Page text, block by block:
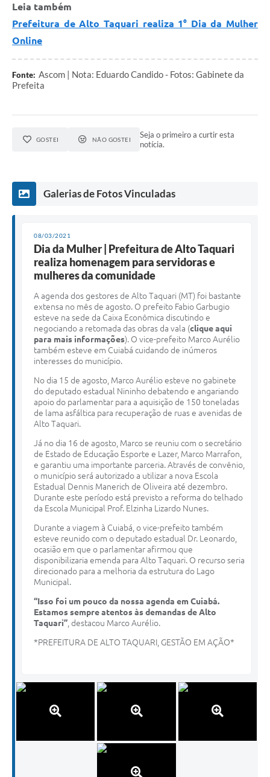
Leia também
Prefeitura de Alto Taquari realiza 1° Dia da Mulher
Online
Fonte: Ascom | Nota: Eduardo Candido - Fotos: Gabinete da
Prefeita
GOSTEI NÃO GOSTEI
Seja o primeiro a curtir esta
notícia.
Galerias de Fotos Vinculadas
08/03/2021
Dia da Mulher | Prefeitura de Alto Taquari
realiza homenagem para servidoras e
mulheres da comunidade
A agenda dos gestores de Alto Taquari (MT) foi bastante
extensa no mês de agosto. O prefeito Fabio Garbugio
esteve na sede da Caixa Econômica discutindo e
negociando a retomada das obras da vala (clique aqui
para mais informações). O vice-prefeito Marco Aurélio
também esteve em Cuiabá cuidando de inúmeros
interesses do município.
No dia 15 de agosto, Marco Aurélio esteve no gabinete
do deputado estadual Nininho debatendo e angariando
apoio do parlamentar para a aquisição de 150 toneladas
de lama asfáltica para recuperação de ruas e avenidas de
Alto Taquari.
Já no dia 16 de agosto, Marco se reuniu com o secretário
de Estado de Educação Esporte e Lazer, Marco Marrafon,
e garantiu uma importante parceria. Através de convênio,
o município será autorizado a utilizar a nova Escola
Estadual Dennis Manerich de Oliveira até dezembro.
Durante este período está previsto a reforma do telhado
da Escola Municipal Prof. Elzinha Lizardo Nunes.
Durante a viagem à Cuiabá, o vice-prefeito também
esteve reunido com o deputado estadual Dr. Leonardo,
ocasião em que o parlamentar afirmou que
disponibilizaria emenda para Alto Taquari. O recurso seria
direcionado para a melhoria da estrutura do Lago
Municipal.
“Isso foi um pouco da nossa agenda em Cuiabá.
Estamos sempre atentos às demandas de Alto
Taquari” , destacou Marco Aurélio.
*PREFEITURA DE ALTO TAQUARI, GESTÃO EM AÇÃO*